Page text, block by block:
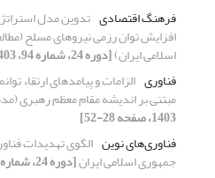
فرهنگ اقتصادی تدوین مدل
افزایش توان رزمی نیروهای مسلح
اسلامی ایران)[دوره 24، شماره 94، 1403، صفحه 98-124]
فناوری الزامات و پیامدهای ارتقاء
مبتنی بر اندیشه مقام معظم رهبری
1403، صفحه 28-52]
فناوری‌های نوین الگوی تهدیدات
جمهوری اسلامی ایران[دوره 24، شماره 96، 1403، صفحه 58-77]